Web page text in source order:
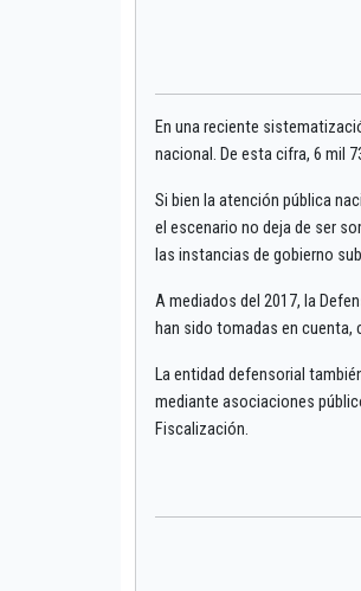
En una reciente
nacional. De esta cifra, 6 mil
Si bien la atención pública
el escenario no deja de ser
las instancias de gobierno
A mediados del 2017, la
han sido tomadas en
La entidad defensorial
mediante asociaciones
Fiscalización.